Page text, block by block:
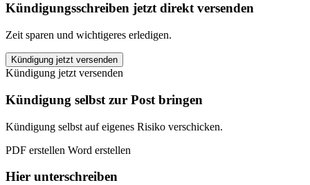
Kündigungsschreiben jetzt direkt versenden
Zeit sparen und wichtigeres erledigen.
EWV
kündigen
quantity
Kündigung jetzt versenden
Kündigung jetzt versenden
Kündigung selbst zur Post bringen
Kündigung selbst auf eigenes Risiko verschicken.
PDF erstellen Word erstellen
Hier unterschreiben